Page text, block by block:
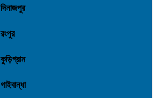
দিনাজপুর
রংপুর
কুড়িগ্রাম
গাইবান্ধা